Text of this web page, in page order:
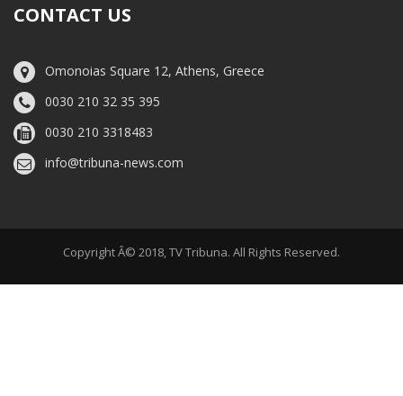
CONTACT US
Omonoias Square 12, Athens, Greece
0030 210 32 35 395
0030 210 3318483
info@tribuna-news.com
Copyright Â© 2018, TV Tribuna. All Rights Reserved.